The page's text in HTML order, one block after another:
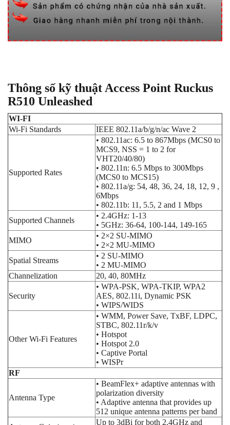
Thông số kỹ thuật Access Point Ruckus
R510 Unleashed
WI-FI
Wi-Fi Standards
IEEE 802.11a/b/g/n/ac Wave 2
Supported Rates
• 802.11ac: 6.5 to 867Mbps (MCS0 to
MCS9, NSS = 1 to 2 for
VHT20/40/80)
• 802.11n: 6.5 Mbps to 300Mbps
(MCS0 to MCS15)
• 802.11a/g: 54, 48, 36, 24, 18, 12, 9 ,
6Mbps
• 802.11b: 11, 5.5, 2 and 1 Mbps
Supported Channels
• 2.4GHz: 1-13
• 5GHz: 36-64, 100-144, 149-165
MIMO
• 2×2 SU-MIMO
• 2×2 MU-MIMO
Spatial Streams
• 2 SU-MIMO
• 2 MU-MIMO
Channelization
20, 40, 80MHz
Security
• WPA-PSK, WPA-TKIP, WPA2
AES, 802.11i, Dynamic PSK
• WIPS/WIDS
Other Wi-Fi Features
• WMM, Power Save, TxBF, LDPC,
STBC, 802.11r/k/v
• Hotspot
• Hotspot 2.0
• Captive Portal
• WISPr
RF
Antenna Type
• BeamFlex+ adaptive antennas with
polarization diversity
• Adaptive antenna that provides up
512 unique antenna patterns per band
Up to 3dBi for both 2.4GHz and